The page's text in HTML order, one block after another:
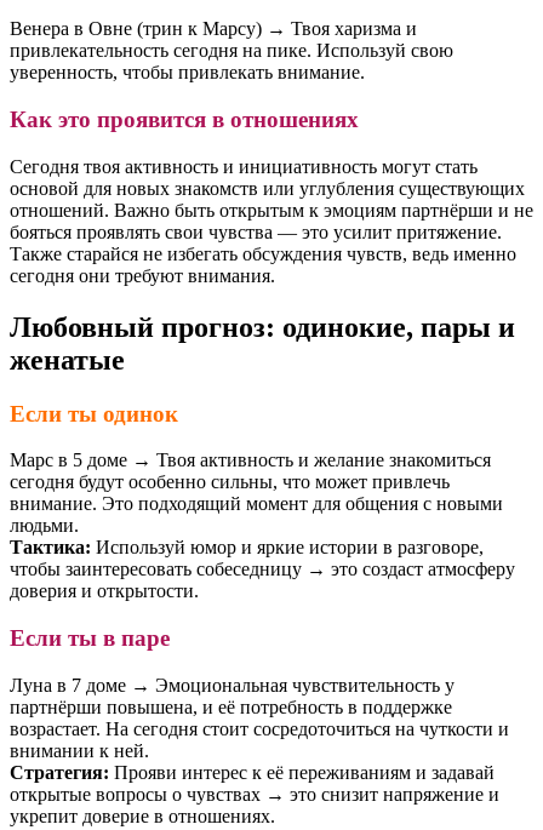
Венера в Овне (трин к Марсу) → Твоя харизма и
привлекательность сегодня на пике. Используй свою
уверенность, чтобы привлекать внимание.
Как это проявится в отношениях
Сегодня твоя активность и инициативность могут стать
основой для новых знакомств или углубления существующих
отношений. Важно быть открытым к эмоциям партнёрши и не
бояться проявлять свои чувства — это усилит притяжение.
Также старайся не избегать обсуждения чувств, ведь именно
сегодня они требуют внимания.
Любовный прогноз: одинокие, пары и
женатые
Если ты одинок
Марс в 5 доме → Твоя активность и желание знакомиться
сегодня будут особенно сильны, что может привлечь
внимание. Это подходящий момент для общения с новыми
людьми.
Тактика: Используй юмор и яркие истории в разговоре,
чтобы заинтересовать собеседницу → это создаст атмосферу
доверия и открытости.
Если ты в паре
Луна в 7 доме → Эмоциональная чувствительность у
партнёрши повышена, и её потребность в поддержке
возрастает. На сегодня стоит сосредоточиться на чуткости и
внимании к ней.
Стратегия: Прояви интерес к её переживаниям и задавай
открытые вопросы о чувствах → это снизит напряжение и
укрепит доверие в отношениях.